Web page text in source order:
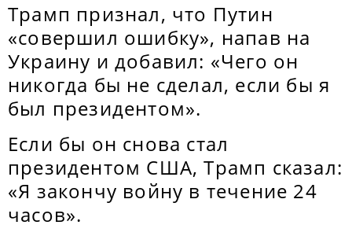
Трамп признал, что Путин
«совершил ошибку», напав на
Украину и добавил: «Чего он
никогда бы не сделал, если бы я
был президентом».
Если бы он снова стал
президентом США, Трамп сказал:
«Я закончу войну в течение 24
часов».